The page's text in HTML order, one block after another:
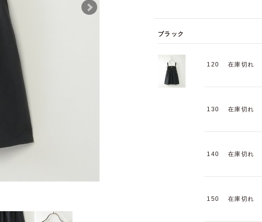
ブラック
120 在庫切れ
130 在庫切れ
140 在庫切れ
150 在庫切れ